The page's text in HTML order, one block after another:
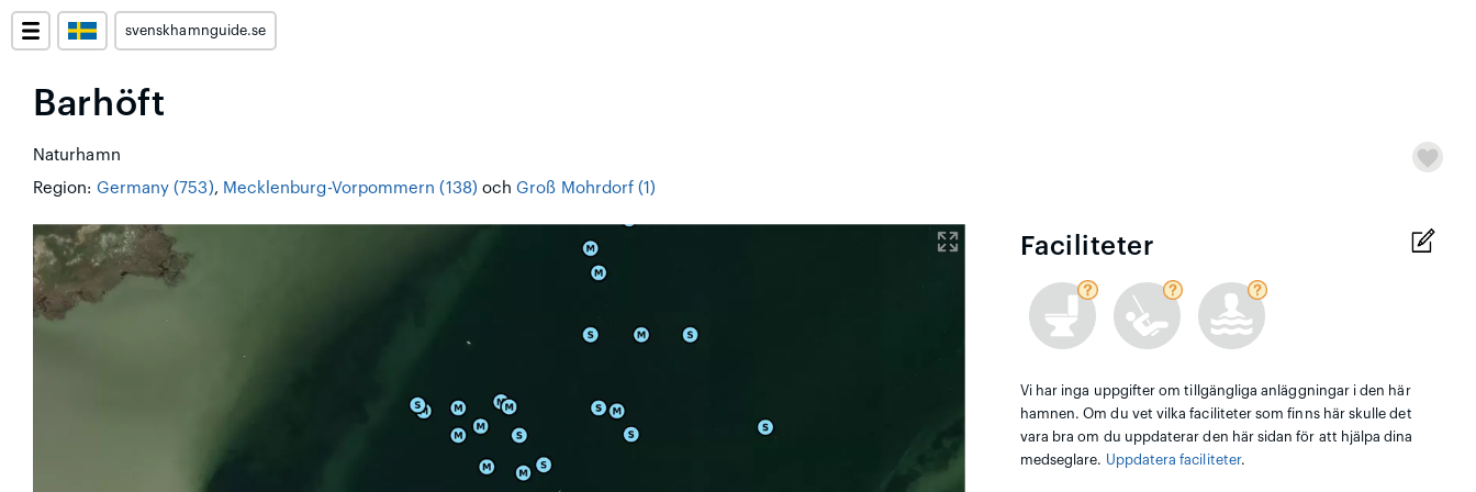
svenskhamnguide.se
Barhöft
Naturhamn
Region: Germany (753), Mecklenburg-Vorpommern (138) ochGroß Mohrdorf (1)
Faciliteter
Vi har inga uppgifter om tillgängliga anläggningar i den här
hamnen. Om du vet vilka faciliteter som finns här skulle det
vara bra om du uppdaterar den här sidan för att hjälpa dina
medseglare. Uppdatera faciliteter.